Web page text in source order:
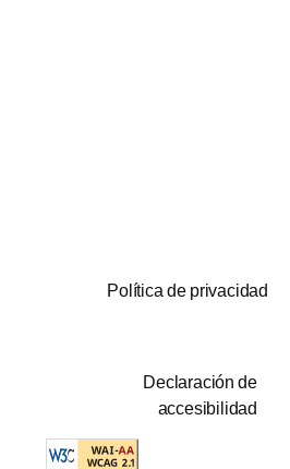
Política de privacidad
Declaración de
accesibilidad